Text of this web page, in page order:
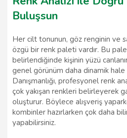
Buluşsun
Her cilt tonunun, göz renginin ve
özgü bir renk paleti vardır. Bu
belirlendiğinde kişinin yüzü
genel görünüm daha dinamik
Danışmanlığı, profesyonel renk
çok yakışan renkleri belirleyerek
oluşturur. Böylece alışveriş
kombinler hazırlarken çok daha
yapabilirsiniz.